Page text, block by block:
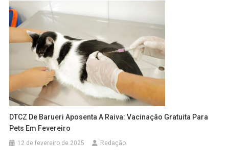
DTCZ De Barueri Aposenta A Raiva: Vacinação Gratuita Para
Pets Em Fevereiro
12 de fevereiro de 2025 Redação